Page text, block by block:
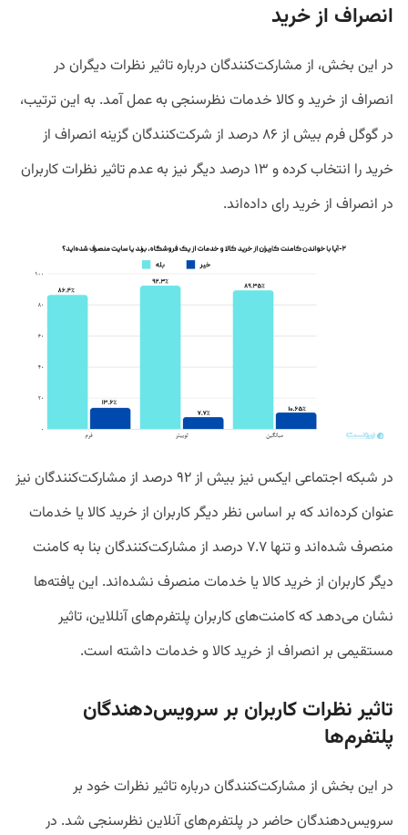
انصراف از خرید
در این بخش، از مشارکت‌کنندگان درباره تاثیر نظرات دیگران در
انصراف از خرید و کالا خدمات نظرسنجی به عمل آمد. به این ترتیب،
در گوگل فرم بیش از ۸۶ درصد از شرکت‌کنندگان گزینه انصراف از
خرید را انتخاب کرده و ۱۳ درصد دیگر نیز به عدم تاثیر نظرات کاربران
در انصراف از خرید رای داده‌اند.
در شبکه اجتماعی ایکس نیز بیش از ۹۲ درصد از مشارکت‌کنندگان نیز
عنوان کرده‌اند که بر اساس نظر دیگر کاربران از خرید کالا یا خدمات
منصرف شده‌اند و تنها ۷.۷ درصد از مشارکت‌کنندگان بنا به کامنت
دیگر کاربران از خرید کالا یا خدمات منصرف نشده‌اند. این یافته‌ها
نشان می‌دهد که کامنت‌های کاربران پلتفرم‌های آنللاین، تاثیر
مستقیمی بر انصراف از خرید کالا و خدمات داشته‌ است.
تاثیر نظرات کاربران بر سرویس‌دهندگان
پلتفرم‌ها
در این بخش از مشارکت‌کنندگان درباره تاثیر نظرات خود بر
سرویس‌دهندگان حاضر در پلتفرم‌های آنلاین نظرسنجی شد. در